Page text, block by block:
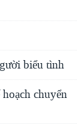
biểu tình
chuyển